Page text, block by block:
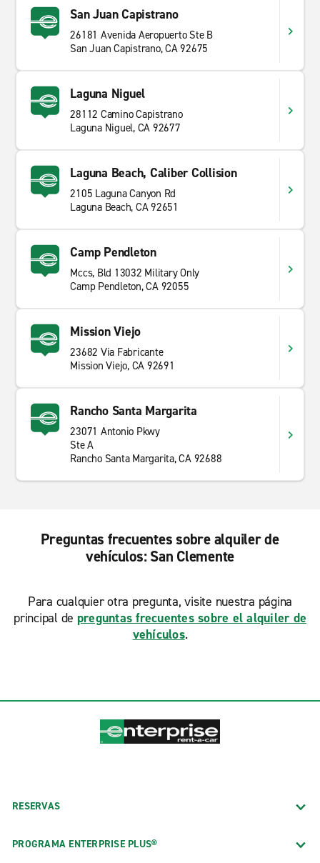
San Juan Capistrano
26181 Avenida Aeropuerto Ste B
San Juan Capistrano, CA 92675
Laguna Niguel
28112 Camino Capistrano
Laguna Niguel, CA 92677
Laguna Beach, Caliber Collision
2105 Laguna Canyon Rd
Laguna Beach, CA 92651
Camp Pendleton
Mccs, Bld 13032 Military Only
Camp Pendleton, CA 92055
Mission Viejo
23682 Via Fabricante
Mission Viejo, CA 92691
Rancho Santa Margarita
23071 Antonio Pkwy
Ste A
Rancho Santa Margarita, CA 92688
Preguntas frecuentes sobre alquiler de
vehículos: San Clemente
Para cualquier otra pregunta, visite nuestra página
principal de preguntas frecuentes sobre el alquiler de
vehículos.
RESERVAS
PROGRAMA ENTERPRISE PLUS®